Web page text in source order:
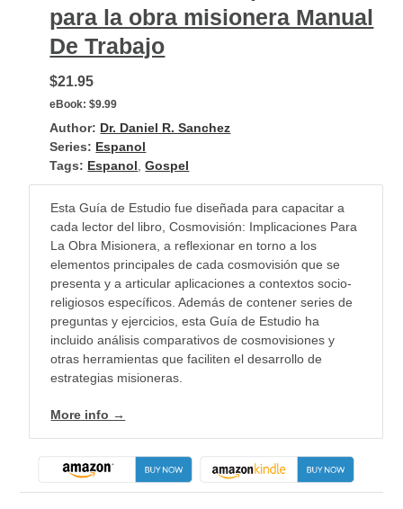
para la obra misionera Manual
De Trabajo
$21.95
eBook: $9.99
Author: Dr. Daniel R. Sanchez
Series: Espanol
Tags: Espanol ,Gospel
Esta Guía de Estudio fue diseñada para capacitar a
cada lector del libro, Cosmovisión: Implicaciones Para
La Obra Misionera, a reflexionar en torno a los
elementos principales de cada cosmovisión que se
presenta y a articular aplicaciones a contextos socio-
religiosos específicos. Además de contener series de
preguntas y ejercicios, esta Guía de Estudio ha
incluido análisis comparativos de cosmovisiones y
otras herramientas que faciliten el desarrollo de
estrategias misioneras.
More info →